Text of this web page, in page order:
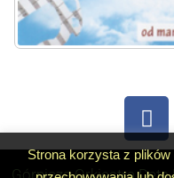
Górnicza Orkiestra Dęta
Strona korzysta z